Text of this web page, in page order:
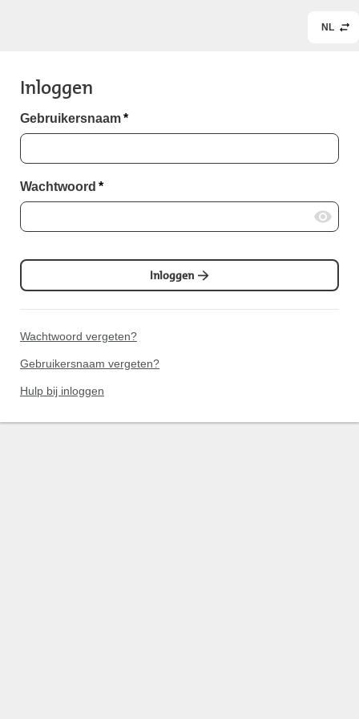
NL
Inloggen
Gebruikersnaam*
Wachtwoord *
Inloggen
Wachtwoord vergeten?
Gebruikersnaam vergeten?
Hulp bij inloggen